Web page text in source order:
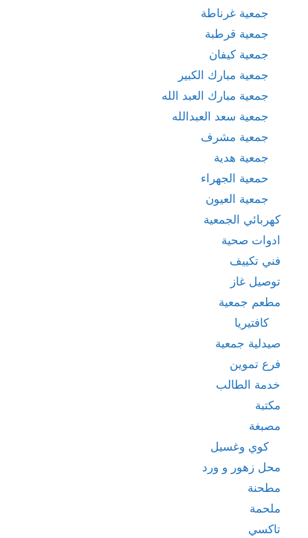
جمعية غرناطة
جمعية قرطبة
جمعية كيفان
جمعية مبارك الكبير
جمعية مبارك العبد الله
جمعية سعد العبدالله
جمعية مشرف
جمعية هدية
حمعية الجهراء
جمعية العيون
كهربائي الجمعية
ادوات صحية
فني تكييف
توصيل غاز
مطعم جمعية
كافتيريا
صيدلية جمعية
فرع تموين
خدمة الطالب
مكتبة
مصبغة
كوي وغسيل
محل زهور و ورد
مطحنة
ملحمة
تاكسي